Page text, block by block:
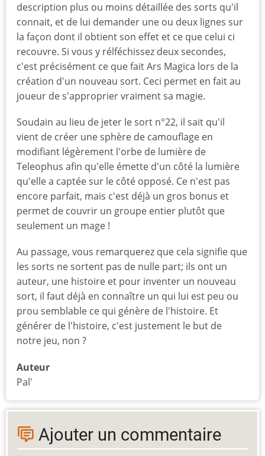
description plus ou moins détaillée des sorts qu'il
connait, et de lui demander une ou deux lignes sur
la façon dont il obtient son effet et ce que celui ci
recouvre. Si vous y rélféchissez deux secondes,
c'est précisément ce que fait Ars Magica lors de la
création d'un nouveau sort. Ceci permet en fait au
joueur de s'approprier vraiment sa magie.
Soudain au lieu de jeter le sort n°22, il sait qu'il
vient de créer une sphère de camouflage en
modifiant légèrement l'orbe de lumière de
Teleophus afin qu'elle émette d'un côté la lumière
qu'elle a captée sur le côté opposé. Ce n'est pas
encore parfait, mais c'est déjà un gros bonus et
permet de couvrir un groupe entier plutôt que
seulement un mage !
Au passage, vous remarquerez que cela signifie que
les sorts ne sortent pas de nulle part; ils ont un
auteur, une histoire et pour inventer un nouveau
sort, il faut déjà en connaître un qui lui est peu ou
prou semblable ce qui génère de l'histoire. Et
générer de l'histoire, c'est justement le but de
notre jeu, non ?
Auteur
Pal'
Ajouter un commentaire